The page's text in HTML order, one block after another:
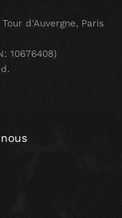
d'Auvergne, Paris
10676408)